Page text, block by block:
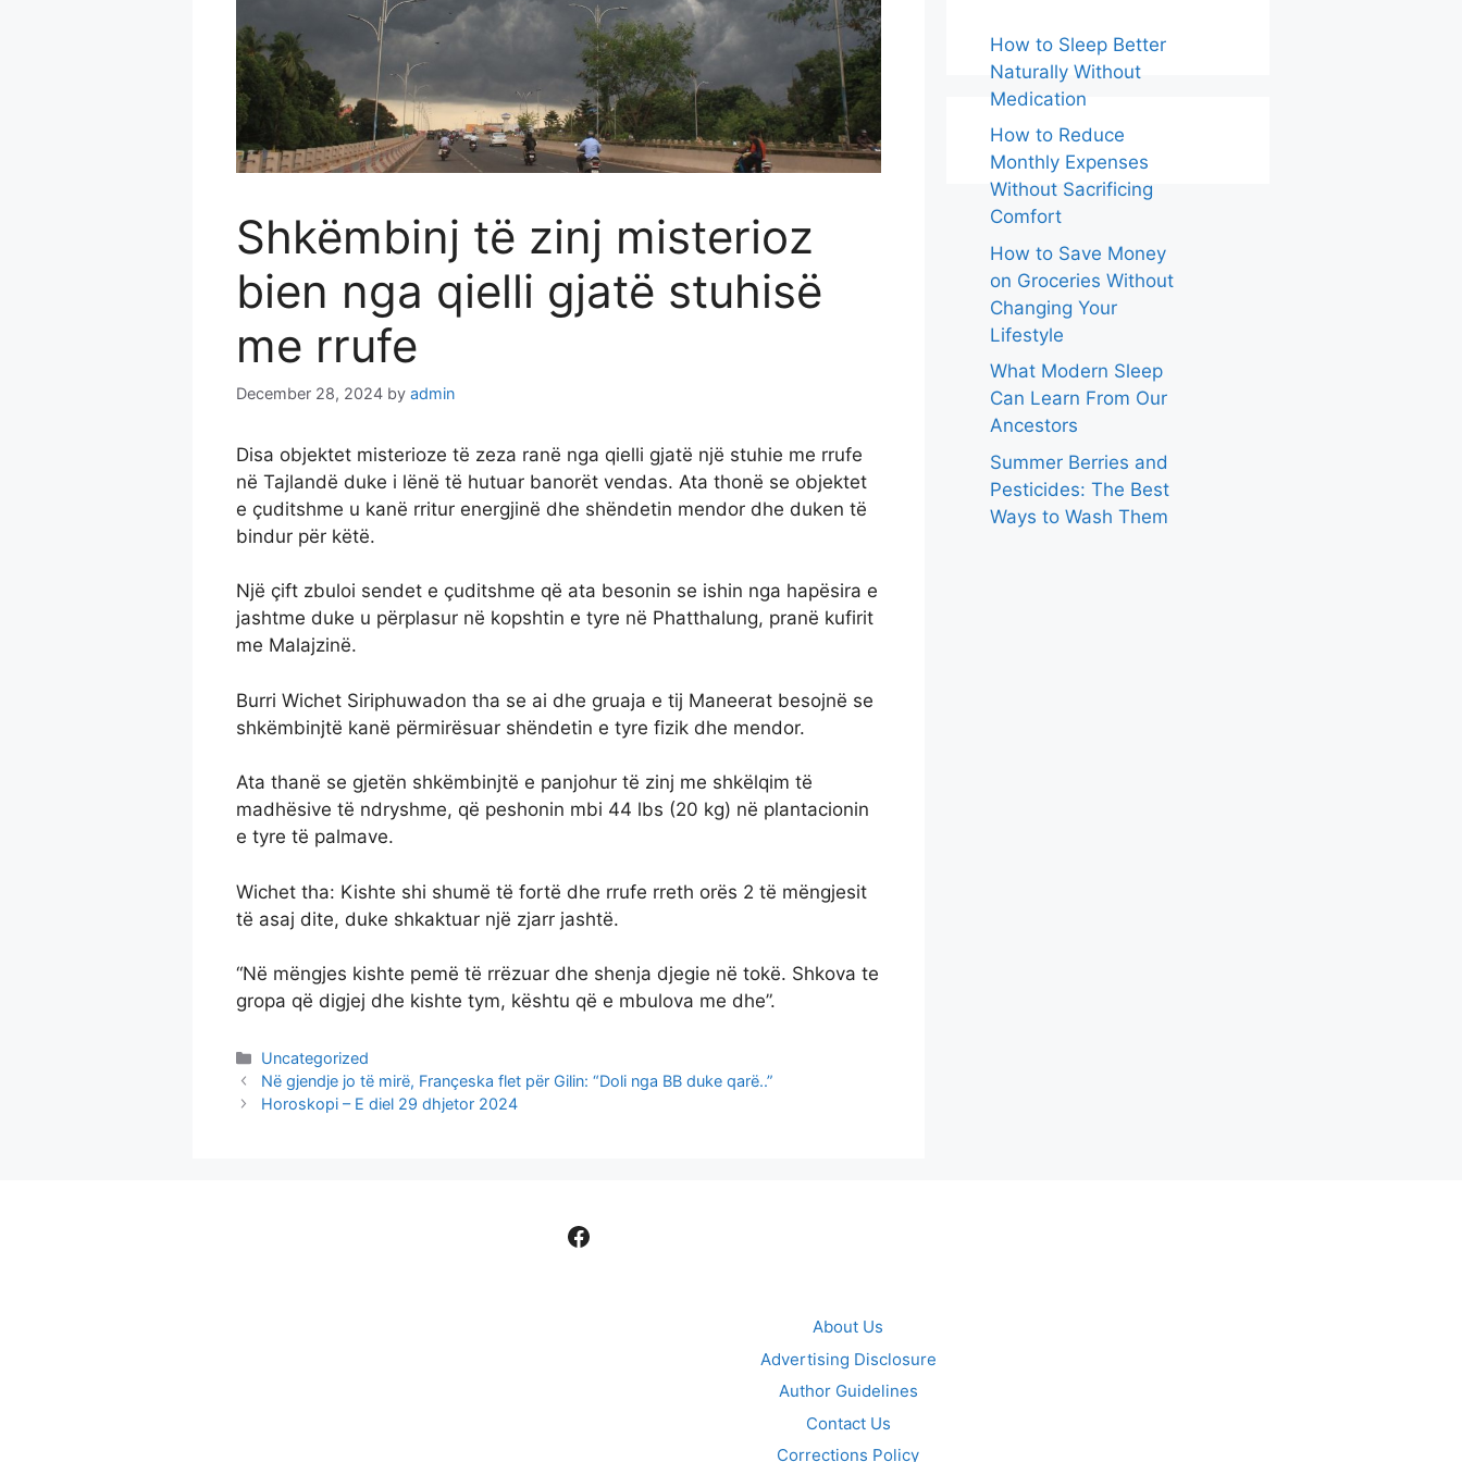
Shkëmbinj të zinj misterioz
bien nga qielli gjatë stuhisë
me rrufe
December 28, 2024 by admin
Disa objektet misterioze të zeza ranë nga qielli gjatë një stuhie me rrufe
në Tajlandë duke i lënë të hutuar banorët vendas. Ata thonë se objektet
e çuditshme u kanë rritur energjinë dhe shëndetin mendor dhe duken të
bindur për këtë.
Një çift zbuloi sendet e çuditshme që ata besonin se ishin nga hapësira e
jashtme duke u përplasur në kopshtin e tyre në Phatthalung, pranë kufirit
me Malajzinë.
Burri Wichet Siriphuwadon tha se ai dhe gruaja e tij Maneerat besojnë se
shkëmbinjtë kanë përmirësuar shëndetin e tyre fizik dhe mendor.
Ata thanë se gjetën shkëmbinjtë e panjohur të zinj me shkëlqim të
madhësive të ndryshme, që peshonin mbi 44 lbs (20 kg) në plantacionin
e tyre të palmave.
Wichet tha: Kishte shi shumë të fortë dhe rrufe rreth orës 2 të mëngjesit
të asaj dite, duke shkaktuar një zjarr jashtë.
“Në mëngjes kishte pemë të rrëzuar dhe shenja djegie në tokë. Shkova te
gropa që digjej dhe kishte tym, kështu që e mbulova me dhe”.
Categories
Uncategorized
Në gjendje jo të mirë, Françeska flet për Gilin: “Doli nga BB duke qarë..”
Horoskopi – E diel 29 dhjetor 2024
How to Sleep Better
Naturally Without
Medication
How to Reduce
Monthly Expenses
Without Sacrificing
Comfort
How to Save Money
on Groceries Without
Changing Your
Lifestyle
What Modern Sleep
Can Learn From Our
Ancestors
Summer Berries and
Pesticides: The Best
Ways to Wash Them
Facebook
About Us
Advertising Disclosure
Author Guidelines
Contact Us
Corrections Policy